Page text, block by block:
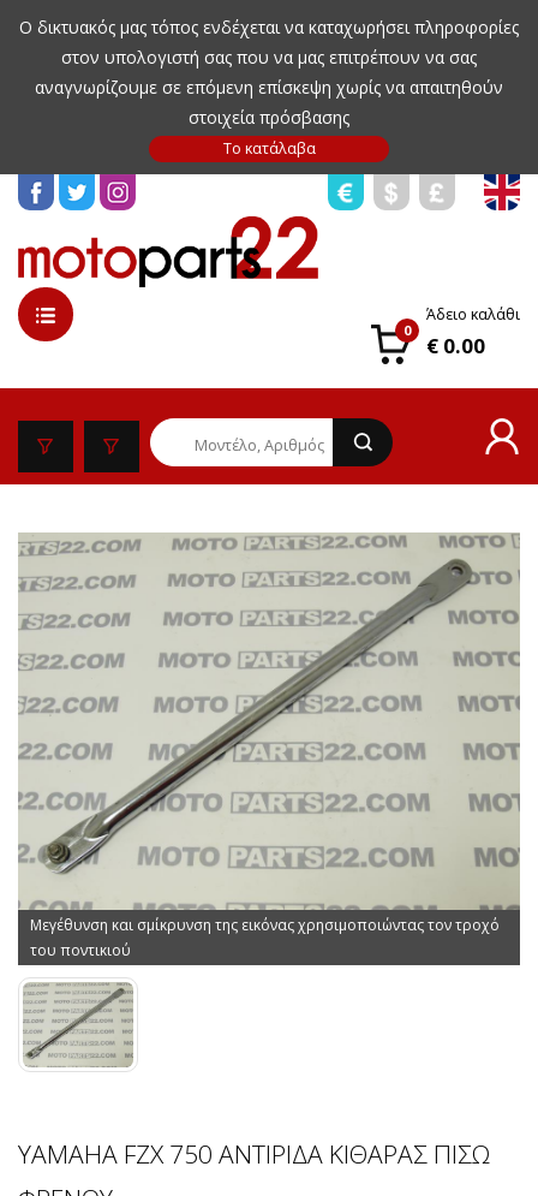
Ο δικτυακός μας τόπος ενδέχεται να καταχωρήσει πληροφορίες
στον υπολογιστή σας που να μας επιτρέπουν να σας
αναγνωρίζουμε σε επόμενη επίσκεψη χωρίς να απαιτηθούν
στοιχεία πρόσβασης
0
Άδειο καλάθι
€ 0.00
Μεγέθυνση και σμίκρυνση της εικόνας χρησιμοποιώντας τον τροχό
του ποντικιού
YAMAHA FZX 750 ΑΝΤΙΡΙΔΑ ΚΙΘΑΡΑΣ ΠΙΣΩ